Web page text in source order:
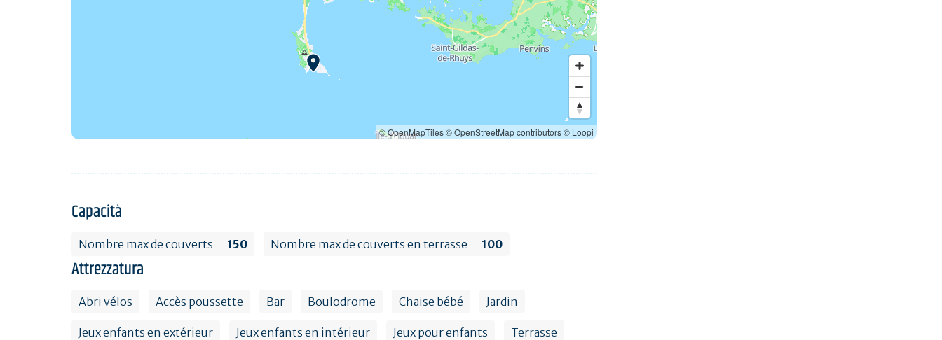
© OpenMapTiles© OpenStreetMap contributors© Loopi
Capacità
Nombre max de couverts 150 Nombre max de couverts en terrasse 100
Attrezzatura
Abri vélos Accès poussette Bar Boulodrome Chaise bébé Jardin
Jeux enfants en extérieur Jeux enfants en intérieur Jeux pour enfants Terrasse